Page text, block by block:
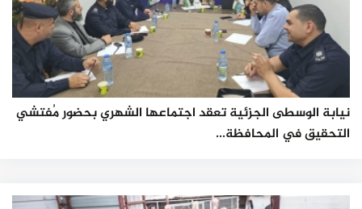
نيابة الوسطى الجزئية تعقد اجتماعها الشهري بحضور مُفتشي
التحقيق في المحافظة...